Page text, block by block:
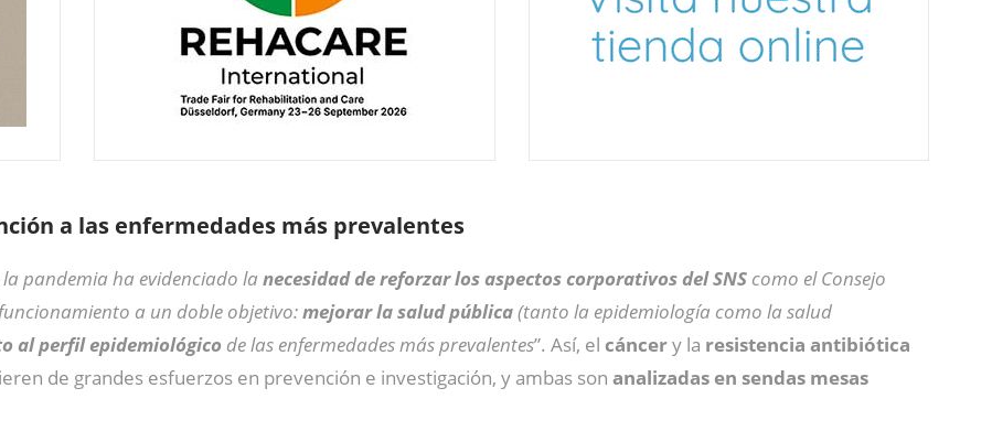
a las enfermedades más prevalentes
pandemia ha evidenciado la necesidad de reforzar los aspectos corporativos del SNS como el Consejo
a un doble objetivo:mejorar la salud pública(tanto la epidemiología como la salud
al perfil epidemiológico de las enfermedades más prevalentes”. Así, el cáncery la resistencia antibiótica
de grandes esfuerzos en prevención e investigación, y ambas son analizadas en sendas mesas